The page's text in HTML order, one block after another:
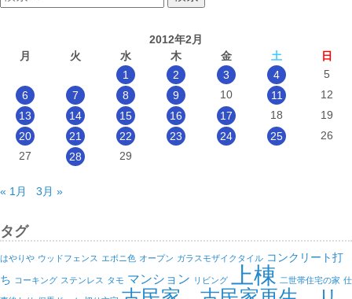
索:
2012年2月
月
火 水 木 金 土
日
1
2 3 4
5
6
7 8 9 10 11
12
13
14 15 16 17 18
19
20
21 22 23 24 25
26
27
28 29
« 1月 3月 »
タグ
はやりや ウッドフェンス エボニ色 オープン ガラスモザイクタイル コンクリート打
ち コーキング ステンレス タモ マンション リビング 上棟 二世帯住宅の家 仕